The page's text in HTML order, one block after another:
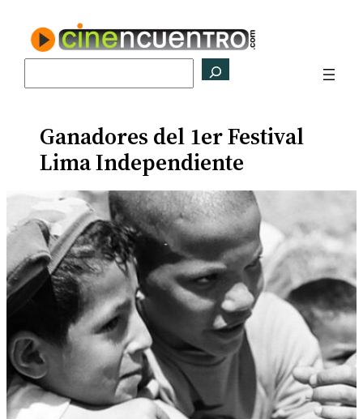
contenido
Ganadores del 1er Festival
Lima Independiente